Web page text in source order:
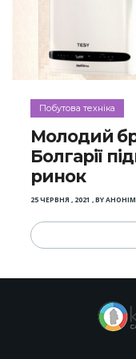
Побутова техніка
Молодий
Болгарії
ринок
25 ЧЕРВНЯ , 2021 ,BYАНОНІМ